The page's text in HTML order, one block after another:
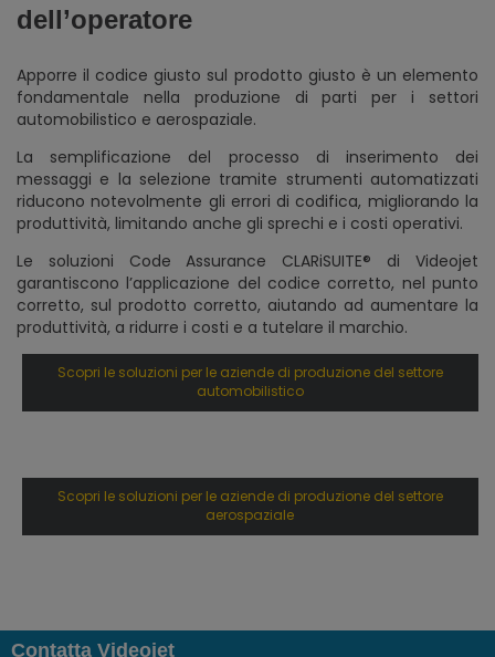
dell’operatore
Apporre il codice giusto sul prodotto giusto è un elemento
fondamentale nella produzione di parti per i settori
automobilistico e aerospaziale.
La semplificazione del processo di inserimento dei
messaggi e la selezione tramite strumenti automatizzati
riducono notevolmente gli errori di codifica, migliorando la
produttività, limitando anche gli sprechi e i costi operativi.
Le soluzioni Code Assurance CLARiSUITE® di Videojet
garantiscono l’applicazione del codice corretto, nel punto
corretto, sul prodotto corretto, aiutando ad aumentare la
produttività, a ridurre i costi e a tutelare il marchio.
Scopri le soluzioni per le aziende di produzione del settore
automobilistico
Scopri le soluzioni per le aziende di produzione del settore
aerospaziale
Contatta Videojet